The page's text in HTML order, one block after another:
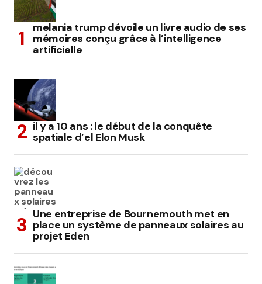
melania trump dévoile un livre audio de ses
mémoires conçu grâce à l’intelligence
artificielle
il y a 10 ans : le début de la conquête
spatiale d’el Elon Musk
Une entreprise de Bournemouth met en
place un système de panneaux solaires au
projet Eden